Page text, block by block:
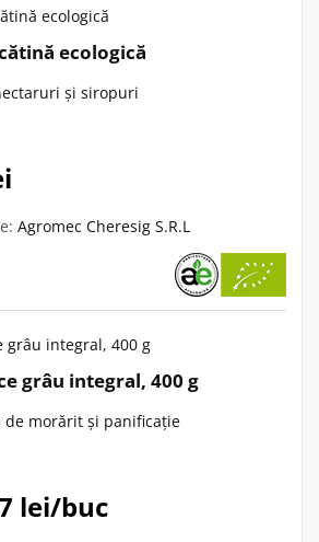
ecologică
și siropuri
Agromec Cheresig S.R.L
grâu integral, 400 g
de morărit și panificație
lei/buc